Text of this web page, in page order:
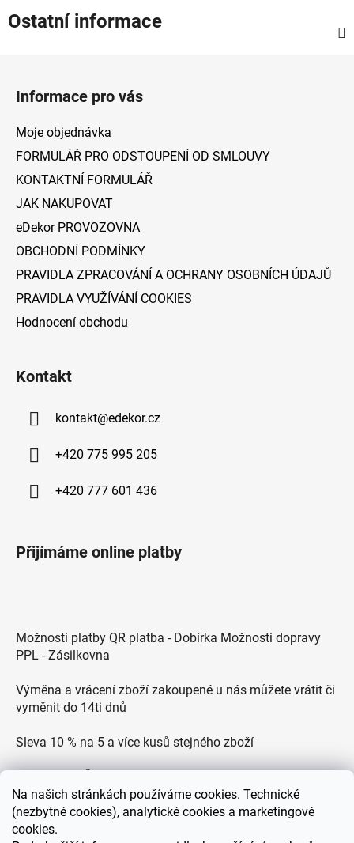
Na našich stránkách používáme cookies. Technické
(nezbytné cookies), analytické cookies a marketingové
cookies.
Ostatní informace
Informace pro vás
Moje objednávka
FORMULÁŘ PRO ODSTOUPENÍ OD SMLOUVY
KONTAKTNÍ FORMULÁŘ
JAK NAKUPOVAT
eDekor PROVOZOVNA
OBCHODNÍ PODMÍNKY
PRAVIDLA ZPRACOVÁNÍ A OCHRANY OSOBNÍCH ÚDAJŮ
PRAVIDLA VYUŽÍVÁNÍ COOKIES
Hodnocení obchodu
Kontakt
kontakt@edekor.cz
+420 775 995 205
+420 777 601 436
Přijímáme online platby
Možnosti platby QR platba - Dobírka Možnosti dopravy
PPL - Zásilkovna
Výměna a vrácení zboží zakoupené u nás můžete vrátit či
vyměnit do 14ti dnů
Sleva 10 % na 5 a více kusů stejného zboží
Zákaznická podpora každý všední den od 9.00 do 18.00
hodin